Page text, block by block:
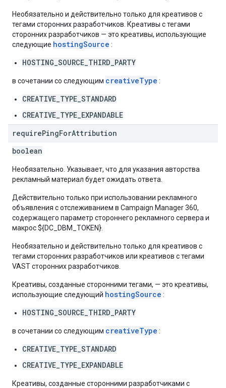
Необязательно и действительно только для креативов с
тегами сторонних разработчиков. Креативы с тегами
сторонних разработчиков — это креативы, использующие
следующие hostingSource :
HOSTING_SOURCE_THIRD_PARTY
в сочетании со следующим creativeType :
CREATIVE_TYPE_STANDARD
CREATIVE_TYPE_EXPANDABLE
requirePingForAttribution
boolean
Необязательно. Указывает, что для указания авторства
рекламный материал будет ожидать ответа.
Действительно только при использовании рекламного
объявления с отслеживанием в Campaign Manager 360,
содержащего параметр стороннего рекламного сервера и
макрос ${DC_DBM_TOKEN}.
Необязательно и действительно только для креативов с
тегами сторонних разработчиков или креативов с тегами
VAST сторонних разработчиков.
Креативы, созданные сторонними тегами, — это креативы,
использующие следующий hostingSource :
HOSTING_SOURCE_THIRD_PARTY
в сочетании со следующим creativeType :
CREATIVE_TYPE_STANDARD
CREATIVE_TYPE_EXPANDABLE
Креативы, созданные сторонними разработчиками с